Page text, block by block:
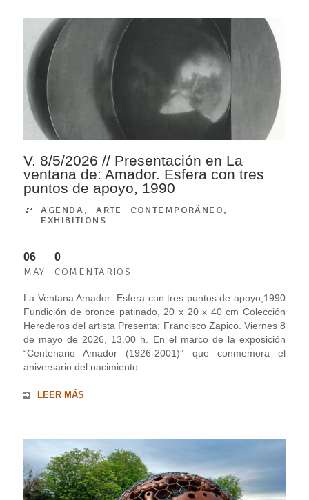
V. 8/5/2026 // Presentación en La
ventana de: Amador. Esfera con tres
puntos de apoyo, 1990
AGENDA,ARTE CONTEMPORÁNEO,
EXHIBITIONS
06
MAY
0
COMENTARIOS
La Ventana Amador: Esfera con tres puntos de apoyo,1990
Fundición de bronce patinado, 20 x 20 x 40 cm Colección
Herederos del artista Presenta: Francisco Zapico. Viernes 8
de mayo de 2026, 13.00 h. En el marco de la exposición
“Centenario Amador (1926-2001)” que conmemora el
aniversario del nacimiento...
LEER MÁS